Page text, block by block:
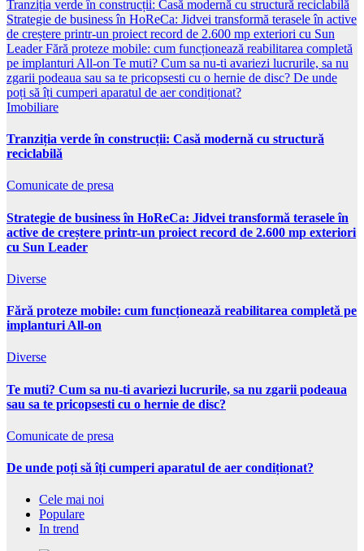
Tranziția verde în construcții: Casă modernă cu structură reciclabilă
Strategie de business în HoReCa: Jidvei transformă terasele în active
de creștere printr-un proiect record de 2.600 mp exteriori cu Sun
Leader Fără proteze mobile: cum funcționează reabilitarea completă
pe implanturi All-on Te muti? Cum sa nu-ti avariezi lucrurile, sa nu
zgarii podeaua sau sa te pricopsesti cu o hernie de disc? De unde
poți să îți cumperi aparatul de aer condiționat?
Imobiliare
Tranziția verde în construcții: Casă modernă cu structură
reciclabilă
Comunicate de presa
Strategie de business în HoReCa: Jidvei transformă terasele în
active de creștere printr-un proiect record de 2.600 mp exteriori
cu Sun Leader
Diverse
Fără proteze mobile: cum funcționează reabilitarea completă pe
implanturi All-on
Diverse
Te muti? Cum sa nu-ti avariezi lucrurile, sa nu zgarii podeaua
sau sa te pricopsesti cu o hernie de disc?
Comunicate de presa
De unde poți să îți cumperi aparatul de aer condiționat?
Cele mai noi
Populare
In trend